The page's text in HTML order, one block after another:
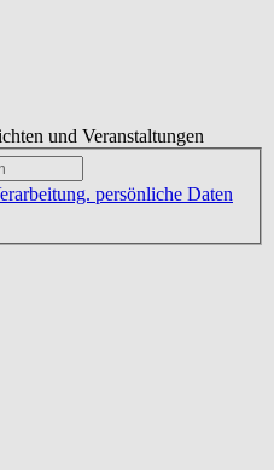
und Veranstaltungen
persönliche Daten